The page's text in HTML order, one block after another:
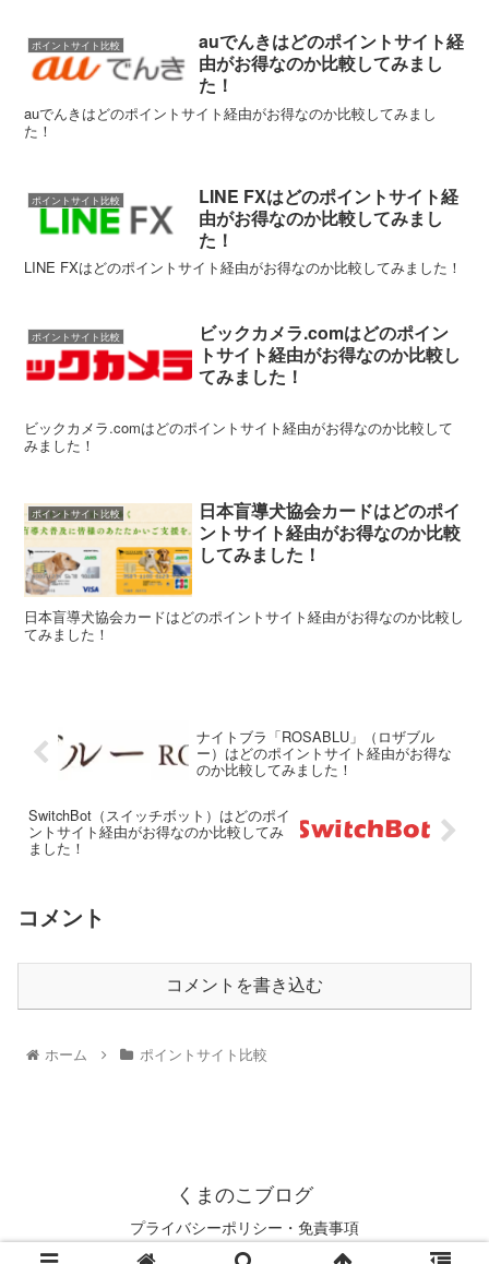
ポイントサイト比較
auでんきはどのポイントサイト経
由がお得なのか比較してみまし
た！
auでんきはどのポイントサイト経由がお得なのか比較してみまし
た！
ポイントサイト比較
LINE FXはどのポイントサイト経
由がお得なのか比較してみまし
た！
LINE FXはどのポイントサイト経由がお得なのか比較してみました！
ポイントサイト比較
ビックカメラ.comはどのポイン
トサイト経由がお得なのか比較し
てみました！
ビックカメラ.comはどのポイントサイト経由がお得なのか比較して
みました！
ポイントサイト比較
日本盲導犬協会カードはどのポイ
ントサイト経由がお得なのか比較
してみました！
日本盲導犬協会カードはどのポイントサイト経由がお得なのか比較し
てみました！
ナイトブラ「ROSABLU」（ロザブル
ー）はどのポイントサイト経由がお得な
のか比較してみました！
SwitchBot（スイッチボット）はどのポイ
ントサイト経由がお得なのか比較してみ
ました！
コメント
コメントを書き込む
ホーム ポイントサイト比較
くまのこブログ
プライバシーポリシー・免責事項